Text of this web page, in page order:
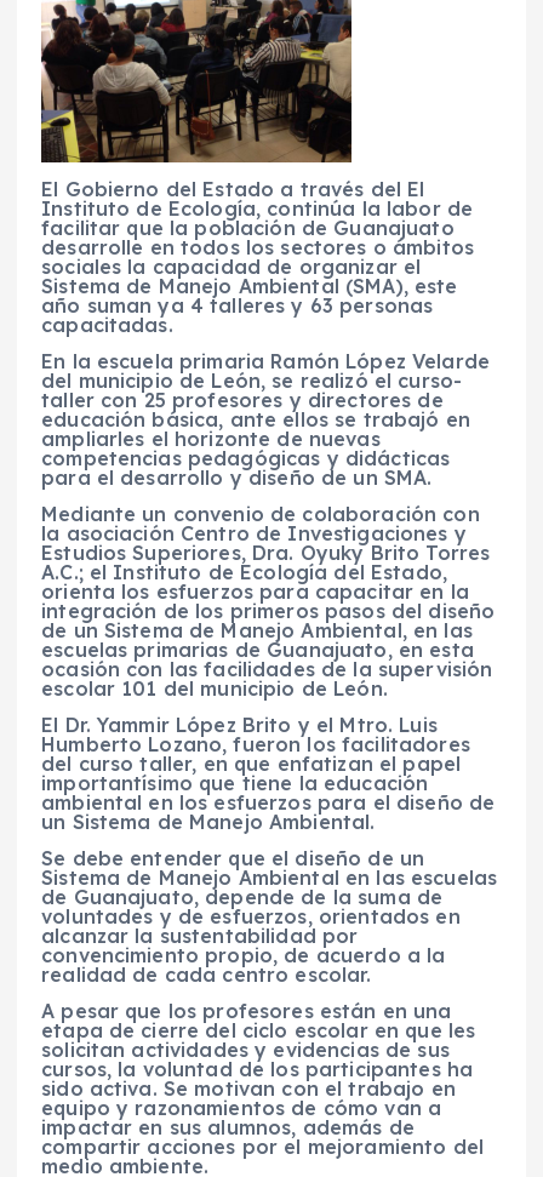
El Gobierno del Estado a través del El
Instituto de Ecología, continúa la labor de
facilitar que la población de Guanajuato
desarrolle en todos los sectores o ámbitos
sociales la capacidad de organizar el
Sistema de Manejo Ambiental (SMA), este
año suman ya 4 talleres y 63 personas
capacitadas.
En la escuela primaria Ramón López Velarde
del municipio de León, se realizó el curso-
taller con 25 profesores y directores de
educación básica, ante ellos se trabajó en
ampliarles el horizonte de nuevas
competencias pedagógicas y didácticas
para el desarrollo y diseño de un SMA.
Mediante un convenio de colaboración con
la asociación Centro de Investigaciones y
Estudios Superiores, Dra. Oyuky Brito Torres
A.C.; el Instituto de Ecología del Estado,
orienta los esfuerzos para capacitar en la
integración de los primeros pasos del diseño
de un Sistema de Manejo Ambiental, en las
escuelas primarias de Guanajuato, en esta
ocasión con las facilidades de la supervisión
escolar 101 del municipio de León.
El Dr. Yammir López Brito y el Mtro. Luis
Humberto Lozano, fueron los facilitadores
del curso taller, en que enfatizan el papel
importantísimo que tiene la educación
ambiental en los esfuerzos para el diseño de
un Sistema de Manejo Ambiental.
Se debe entender que el diseño de un
Sistema de Manejo Ambiental en las escuelas
de Guanajuato, depende de la suma de
voluntades y de esfuerzos, orientados en
alcanzar la sustentabilidad por
convencimiento propio, de acuerdo a la
realidad de cada centro escolar.
A pesar que los profesores están en una
etapa de cierre del ciclo escolar en que les
solicitan actividades y evidencias de sus
cursos, la voluntad de los participantes ha
sido activa. Se motivan con el trabajo en
equipo y razonamientos de cómo van a
impactar en sus alumnos, además de
compartir acciones por el mejoramiento del
medio ambiente.